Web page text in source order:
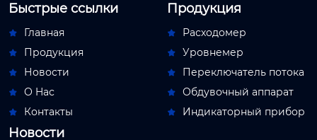
Быстрые ссылки
 Главная
 Продукция
 Новости
 О Hас
 Контакты
Продукция
 Расходомер
 Уровнемер
 Переключатель потока
 Обдувочный аппарат
 Индикаторный прибор
Новости